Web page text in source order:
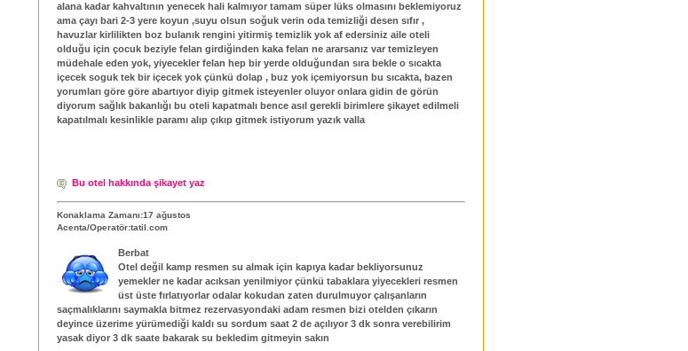
alana kadar kahvaltının yenecek hali kalmıyor tamam süper lüks olmasını beklemiyoruz
ama çayı bari 2-3 yere koyun ,suyu olsun soğuk verin oda temizliği desen sıfır ,
havuzlar kirlilikten boz bulanık rengini yitirmiş temizlik yok af edersiniz aile oteli
olduğu için çocuk beziyle felan girdiğinden kaka felan ne ararsanız var temizleyen
müdehale eden yok, yiyecekler felan hep bir yerde olduğundan sıra bekle o sıcakta
içecek soguk tek bir içecek yok çünkü dolap , buz yok içemiyorsun bu sıcakta, bazen
yorumları göre göre abartıyor diyip gitmek isteyenler oluyor onlara gidin de görün
diyorum sağlık bakanlığı bu oteli kapatmalı bence asıl gerekli birimlere şikayet edilmeli
kapatılmalı kesinlikle paramı alıp çıkıp gitmek istiyorum yazık valla
Bu otel hakkında şikayet yaz
Konaklama Zamanı:17 ağustos
Acenta/Operatör:tatil.com
Berbat
Otel değil kamp resmen su almak için kapıya kadar bekliyorsunuz
yemekler ne kadar acıksan yenilmiyor çünkü tabaklara yiyecekleri resmen
üst üste fırlatıyorlar odalar kokudan zaten durulmuyor çalışanların
saçmalıklarını saymakla bitmez rezervasyondaki adam resmen bizi otelden çıkarın
deyince üzerime yürümediği kaldı su sordum saat 2 de açılıyor 3 dk sonra verebilirim
yasak diyor 3 dk saate bakarak su bekledim gitmeyin sakın